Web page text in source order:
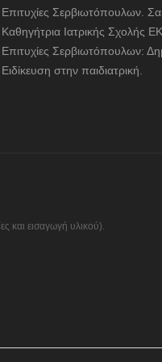
Επιτυχίες Σερβιωτόπουλων.
Καθηγήτρια Ιατρικής Σχολής
Επιτυχίες Σερβιωτόπουλων:
Ειδίκευση στην παιδιατρική.
και εισαγωγή υλικού).